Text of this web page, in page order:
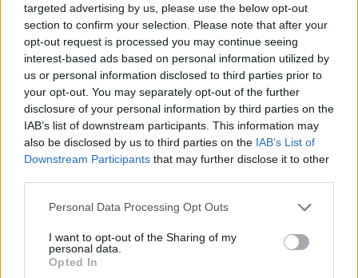
targeted advertising by us, please use the below opt-out
section to confirm your selection. Please note that after your
opt-out request is processed you may continue seeing
interest-based ads based on personal information utilized by
us or personal information disclosed to third parties prior to
your opt-out. You may separately opt-out of the further
disclosure of your personal information by third parties on the
IAB’s list of downstream participants. This information may
also be disclosed by us to third parties on the IAB’s List of
Downstream Participants that may further disclose it to other
Please note that this website/app uses one or more Google
not limited to your visit or usage behaviour. You may click to
grant or deny consent to Google and its third-party tags to
use your data for below specified purposes in below Google
Personal Data Processing Opt Outs
I want to opt-out of the Sharing of my
personal data.
Opted In
LA.LV redakcija vērš uzmanību! Šajā rakstā atspoguļots
autora subjektīvais viedoklis, kas var nesakrist ar
redakcijas viedokli.
TĒMAS
Armands Puče drons Latvijā
LA.LV Google ziņās Pievienot